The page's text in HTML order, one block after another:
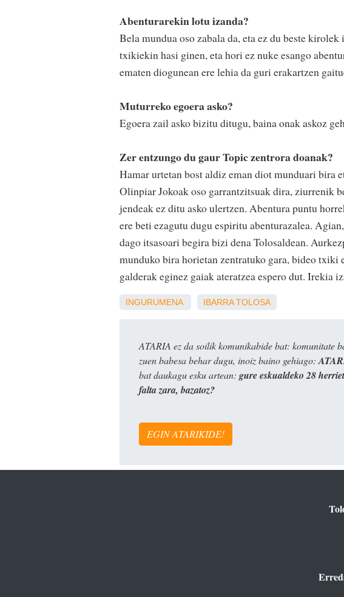
Abenturarekin lotu izanda?
Bela mundua oso zabala da, eta ez du beste
txikiekin hasi ginen, eta hori ez nuke esango
ematen diogunean ere lehia da guri erakartzen
Muturreko egoera asko?
Egoera zail asko bizitu ditugu, baina onak askoz
Zer entzungo du gaur Topic zentrora doanak?
Hamar urtetan bost aldiz eman diot munduari bira
Olinpiar Jokoak oso garrantzitsuak dira, ziurrenik
jendeak ez ditu asko ulertzen. Abentura puntu
ere beti ezagutu dugu espiritu abenturazalea.
dago itsasoari begira bizi dena Tolosaldean.
munduko bira horietan zentratuko gara, bideo txiki
galderak eginez gaiak ateratzea espero dut. Irekia
INGURUMENA IBARRA TOLOSA
ATARIA ez da soilik komunikabide bat: komunitate
zuen babesa behar dugu, inoiz baino gehiago:
bat daukagu esku artean: gure eskualdeko 28
falta zara, bazatoz?
EGIN ATARIKIDE!